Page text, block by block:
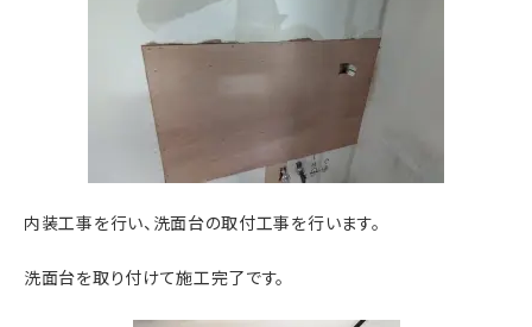
内装工事を行い、洗面台の取付工事を行います。
洗面台を取り付けて施工完了です。